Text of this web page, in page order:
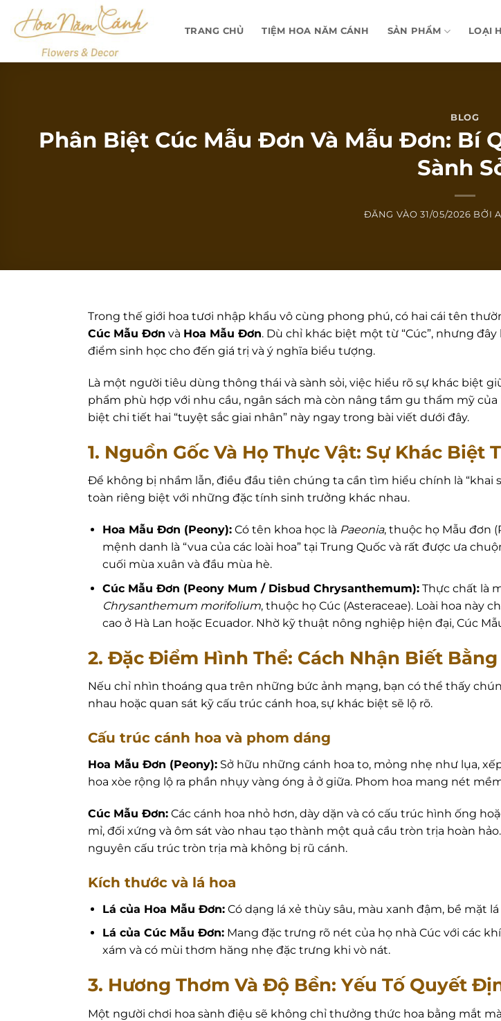
qua
dung
TRANG CHỦ TIỆM HOA NĂM CÁNH SẢN PHẨM LOẠI
BLOG
Phân Biệt Cúc Mẫu Đơn Và Mẫu Đơn: Bí
Sành
ĐĂNG VÀO31/05/2026 BỞI
Trong thế giới hoa tươi nhập khẩu vô cùng phong phú, có hai cái tên
Cúc Mẫu Đơn và Hoa Mẫu Đơn. Dù chỉ khác biệt một từ “Cúc”, nhưng
điểm sinh học cho đến giá trị và ý nghĩa biểu tượng.
Là một người tiêu dùng thông thái và sành sỏi, việc hiểu rõ sự khác biệt
phẩm phù hợp với nhu cầu, ngân sách mà còn nâng tầm gu thẩm mỹ
biệt chi tiết hai “tuyệt sắc giai nhân” này ngay trong bài viết dưới đây.
1. Nguồn Gốc Và Họ Thực Vật: Sự Khác Biệt
Để không bị nhầm lẫn, điều đầu tiên chúng ta cần tìm hiểu chính là “khai
toàn riêng biệt với những đặc tính sinh trưởng khác nhau.
Hoa Mẫu Đơn (Peony):Có tên khoa học là Paeonia, thuộc họ Mẫu đơn
mệnh danh là “vua của các loài hoa” tại Trung Quốc và rất được ưa
cuối mùa xuân và đầu mùa hè.
Cúc Mẫu Đơn (Peony Mum / Disbud Chrysanthemum):Thực chất là
Chrysanthemum morifolium, thuộc họ Cúc (Asteraceae). Loài hoa này
cao ở Hà Lan hoặc Ecuador. Nhờ kỹ thuật nông nghiệp hiện đại, Cúc
2. Đặc Điểm Hình Thể: Cách Nhận Biết
Nếu chỉ nhìn thoáng qua trên những bức ảnh mạng, bạn có thể thấy
nhau hoặc quan sát kỹ cấu trúc cánh hoa, sự khác biệt sẽ lộ rõ.
Cấu trúc cánh hoa và phom dáng
Hoa Mẫu Đơn (Peony): Sở hữu những cánh hoa to, mỏng nhẹ như lụa,
hoa xòe rộng lộ ra phần nhụy vàng óng ả ở giữa. Phom hoa mang nét
Cúc Mẫu Đơn: Các cánh hoa nhỏ hơn, dày dặn và có cấu trúc hình ống
mỉ, đối xứng và ôm sát vào nhau tạo thành một quả cầu tròn trịa hoàn
nguyên cấu trúc tròn trịa mà không bị rũ cánh.
Kích thước và lá hoa
Lá của Hoa Mẫu Đơn:Có dạng lá xẻ thùy sâu, màu xanh đậm, bề mặt
Lá của Cúc Mẫu Đơn:Mang đặc trưng rõ nét của họ nhà Cúc với các
xám và có mùi thơm hăng nhẹ đặc trưng khi vò nát.
3. Hương Thơm Và Độ Bền: Yếu Tố Quyết
Một người chơi hoa sành điệu sẽ không chỉ thưởng thức hoa bằng mắt